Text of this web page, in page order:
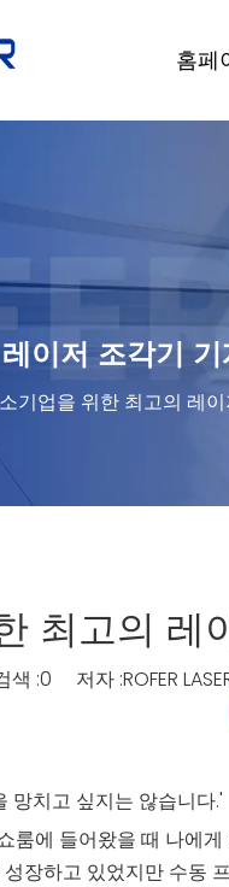
홈페
이저 조각기
기업을 위한 최고의 레
최고의 레
색 :0 저자 :ROFER
망치고 싶지는 않습니다.'
쇼룸에 들어왔을 때 나
장하고 있었지만 수동